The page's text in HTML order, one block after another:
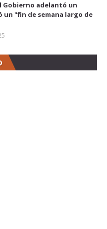
Gobierno adelantó un
un "fin de semana largo de